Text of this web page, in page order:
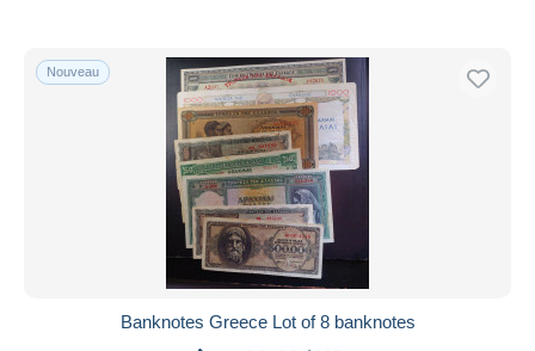
Nouveau
Banknotes Greece Lot of 8 banknotes